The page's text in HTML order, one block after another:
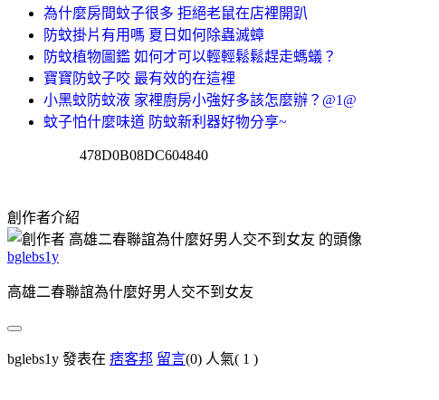
為什麼房間蚊子很多 拒絕老鼠在店裡開趴
防蚊掛片有用嗎 夏日如何除蟲滅蟑
防蚊植物圖鑑 如何才可以輕輕鬆鬆趕走螞蟻？
寶寶防蚊子咬 最有效的在這裡
小黑蚊防蚊液 家裡廚房小強好多該怎麼辦？@1@
蚊子怕什麼味道 防蚊新利器好物分享~
478D0B08DC604840
創作者介紹
bglebs1y
高雄二春聯誼為什麼好男人交不到女友
bglebs1y 發表在 痞客邦 留言(0) 人氣( 1 )